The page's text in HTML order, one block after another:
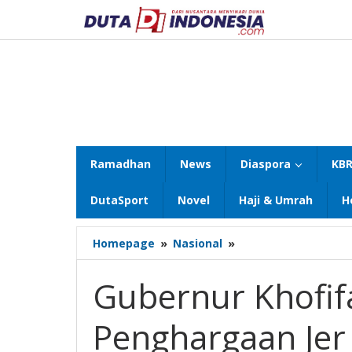
konten
Ramadhan News Diaspora
DutaSport Novel Haji & Umrah
Homepage » Nasional »
Khofifah
Penghargaan
Jer
Mawa
Gubernur
Penghargaan